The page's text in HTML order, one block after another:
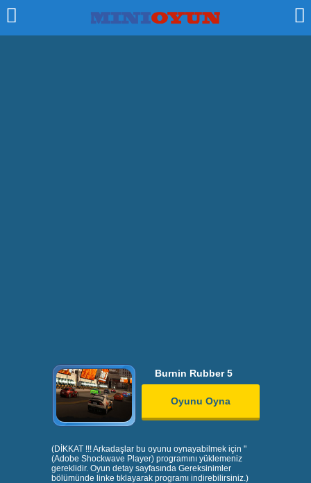
Burnin Rubber 5
Oyunu Oyna
(DİKKAT !!! Arkadaşlar bu oyunu oynayabilmek için "
(Adobe Shockwave Player) programını yüklemeniz
gereklidir. Oyun detay sayfasında Gereksinimler
bölümünde linke tıklayarak programı indirebilirsiniz.)